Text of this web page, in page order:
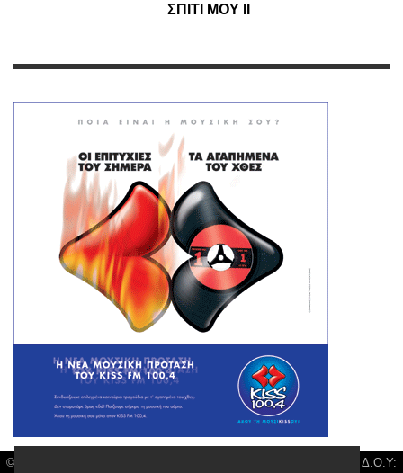
ΣΠΙΤΙ ΜΟΥ ΙΙ
© Larisa News | Διακριτικός Τίτλος: Orion Media, ΑΦΜ: 043750542, Δ.Ο.Υ: